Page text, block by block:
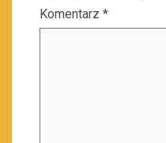
Komentarz *